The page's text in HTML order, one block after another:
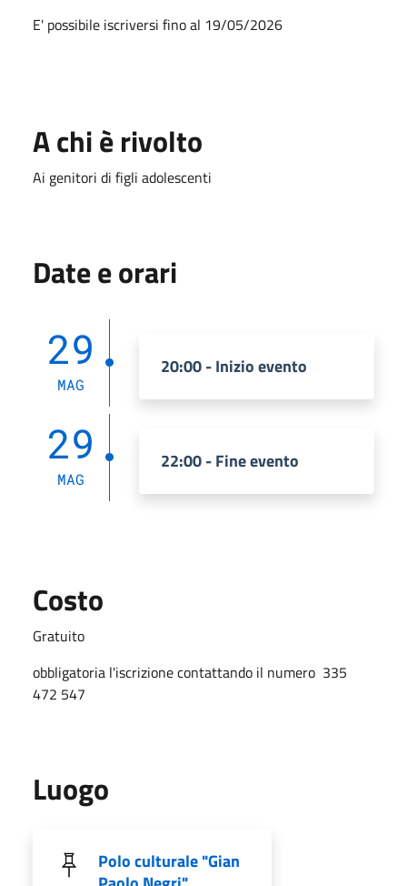
E' possibile iscriversi fino al 19/05/2026
A chi è rivolto
Ai genitori di figli adolescenti
Date e orari
29
MAG
20:00 - Inizio evento
29
MAG
22:00 - Fine evento
Costo
Gratuito
obbligatoria l'iscrizione contattando il numero 335
472 547
Luogo
Polo culturale "Gian